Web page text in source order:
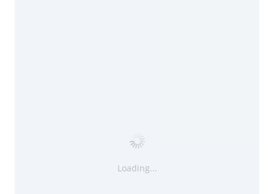
Loading...